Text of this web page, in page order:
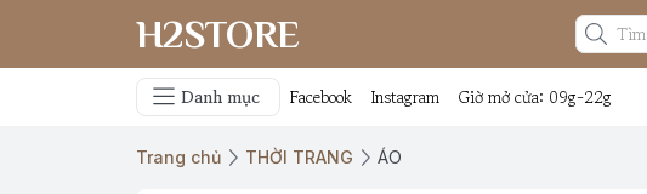
H2STORE
Danh mục Facebook Instagram Giờ mở cửa: 09g-22g
Trang chủ THỜI TRANG ÁO